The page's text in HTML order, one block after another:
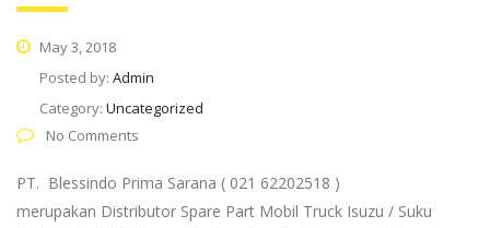
May 3, 2018
Posted by: Admin
Category: Uncategorized
No Comments
PT. Blessindo Prima Sarana ( 021 62202518 )
merupakan Distributor Spare Part Mobil Truck Isuzu / Suku